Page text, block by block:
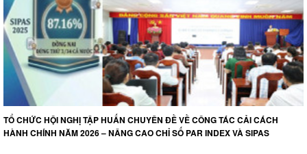
TỔ CHỨC HỘI NGHỊ TẬP HUẤN CHUYÊN ĐỀ VỀ CÔNG TÁC CẢI CÁCH
HÀNH CHÍNH NĂM 2026 – NÂNG CAO CHỈ SỐ PAR INDEX VÀ SIPAS